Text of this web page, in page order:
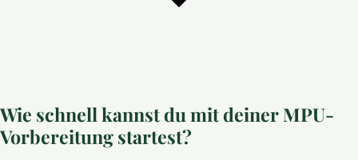
Wie schnell kannst du mit deiner MPU-
Vorbereitung startest?